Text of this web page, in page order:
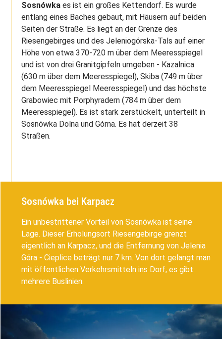
Sosnówka es ist ein großes Kettendorf. Es wurde
entlang eines Baches gebaut, mit Häusern auf beiden
Seiten der Straße. Es liegt an der Grenze des
Riesengebirges und des Jeleniogórska-Tals auf einer
Höhe von etwa 370-720 m über dem Meeresspiegel
und ist von drei Granitgipfeln umgeben - Kazalnica
(630 m über dem Meeresspiegel), Skiba (749 m über
dem Meeresspiegel Meeresspiegel) und das höchste
Grabowiec mit Porphyradern (784 m über dem
Meeresspiegel). Es ist stark zerstückelt, unterteilt in
Sosnówka Dolna und Górna. Es hat derzeit 38
Straßen.
Sosnówka bei Karpacz
Ein unbestrittener Vorteil von Sosnówka ist seine
Lage. Dieser Erholungsort Riesengebirge grenzt
eigentlich an Karpacz, und die Entfernung von Jelenia
Góra - Cieplice beträgt nur 7 km. Von dort gelangt man
mit öffentlichen Verkehrsmitteln ins Dorf, es gibt
mehrere Buslinien.